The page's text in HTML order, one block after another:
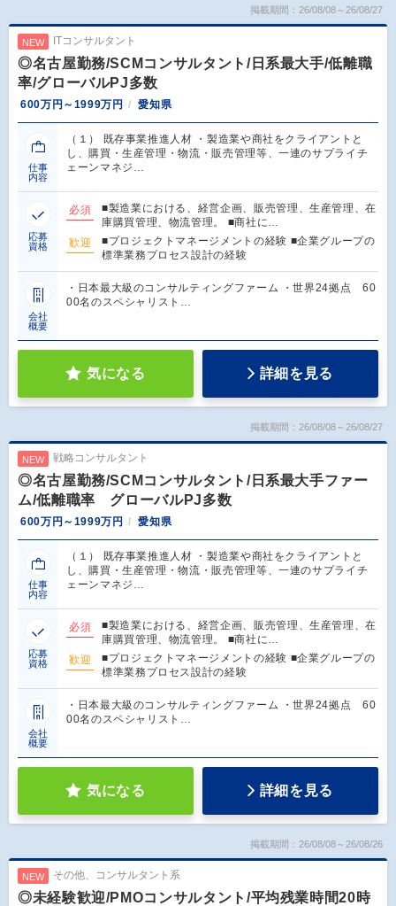
掲載期間：26/08/08～26/08/27
NEW ITコンサルタント
◎名古屋勤務/SCMコンサルタント/日系最大手/低離職
率/グローバルPJ多数
600万円～1999万円 愛知県
仕事
内容
（１） 既存事業推進人材 ・製造業や商社をクライアントと
し、購買・生産管理・物流・販売管理等、一連のサプライチ
ェーンマネジ…
応募
資格
必須
■製造業における、経営企画、販売管理、生産管理、在
庫購買管理、物流管理。 ■商社に…
歓迎
■プロジェクトマネージメントの経験 ■企業グループの
標準業務プロセス設計の経験
会社
概要
・日本最大級のコンサルティングファーム ・世界24拠点 60
00名のスペシャリスト…
気になる 詳細を見る
掲載期間：26/08/08～26/08/27
NEW 戦略コンサルタント
◎名古屋勤務/SCMコンサルタント/日系最大手ファー
ム/低離職率 グローバルPJ多数
600万円～1999万円 愛知県
仕事
内容
（１） 既存事業推進人材 ・製造業や商社をクライアントと
し、購買・生産管理・物流・販売管理等、一連のサプライチ
ェーンマネジ…
応募
資格
必須
■製造業における、経営企画、販売管理、生産管理、在
庫購買管理、物流管理。 ■商社に…
歓迎
■プロジェクトマネージメントの経験 ■企業グループの
標準業務プロセス設計の経験
会社
概要
・日本最大級のコンサルティングファーム ・世界24拠点 60
00名のスペシャリスト…
気になる 詳細を見る
掲載期間：26/08/08～26/08/26
NEW その他、コンサルタント系
◎未経験歓迎/PMOコンサルタント/平均残業時間20時